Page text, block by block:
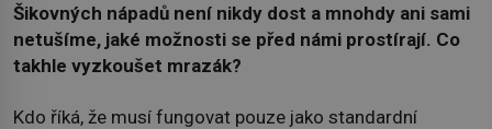
Šikovných nápadů není nikdy dost a mnohdy ani sami
netušíme, jaké možnosti se před námi prostírají. Co
takhle vyzkoušet mrazák?
Kdo říká, že musí fungovat pouze jako standardní